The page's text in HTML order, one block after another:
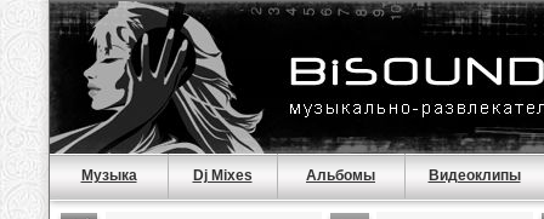
Музыка Dj Mixes Альбомы Видеоклипы